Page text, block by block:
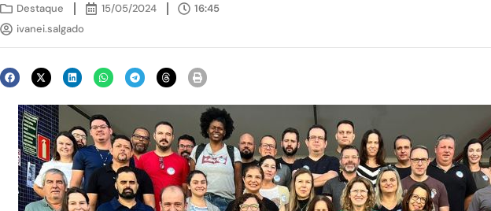
Destaque 15/05/2024
16:45
ivanei.salgado